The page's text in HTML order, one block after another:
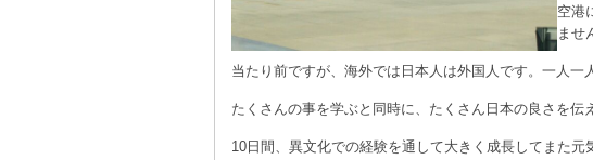
空港
ませ
当たり前ですが、海外では日本人は外国人です。一人一
たくさんの事を学ぶと同時に、たくさん日本の良さを伝
10日間、異文化での経験を通して大きく成長してまた